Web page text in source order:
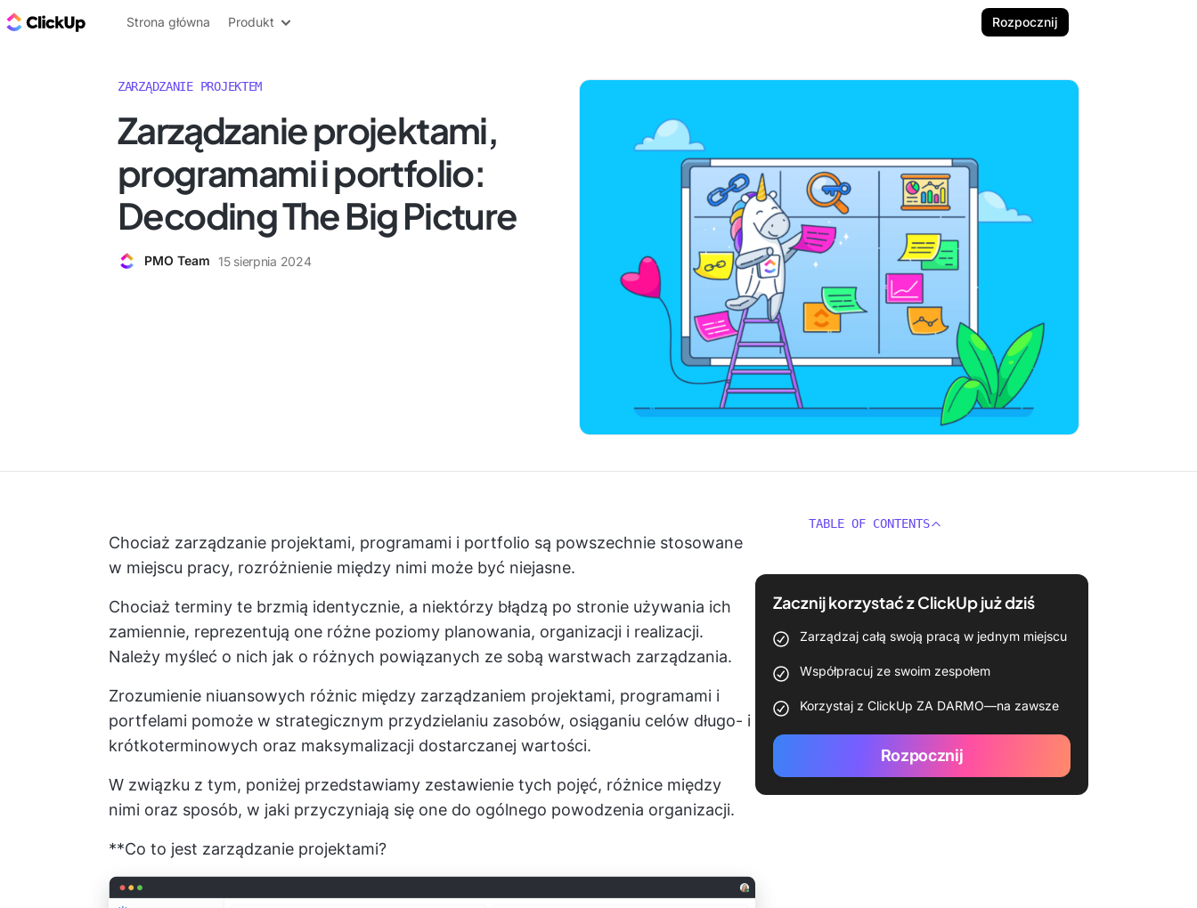
ClickUp Blog
Strona główna Produkt Rozpocznij
ZARZĄDZANIE PROJEKTEM
Zarządzanie projektami,
programami i portfolio:
Decoding The Big Picture
PMO Team 15 sierpnia 2024
Chociaż zarządzanie projektami, programami i portfolio są powszechnie stosowane
w miejscu pracy, rozróżnienie między nimi może być niejasne.
Chociaż terminy te brzmią identycznie, a niektórzy błądzą po stronie używania ich
zamiennie, reprezentują one różne poziomy planowania, organizacji i realizacji.
Należy myśleć o nich jak o różnych powiązanych ze sobą warstwach zarządzania.
Zrozumienie niuansowych różnic między zarządzaniem projektami, programami i
portfelami pomoże w strategicznym przydzielaniu zasobów, osiąganiu celów długo- i
krótkoterminowych oraz maksymalizacji dostarczanej wartości.
W związku z tym, poniżej przedstawiamy zestawienie tych pojęć, różnice między
nimi oraz sposób, w jaki przyczyniają się one do ogólnego powodzenia organizacji.
**Co to jest zarządzanie projektami?
TABLE OF CONTENTS
Zacznij korzystać z ClickUp już dziś
Zarządzaj całą swoją pracą w jednym miejscu
Współpracuj ze swoim zespołem
Korzystaj z ClickUp ZA DARMO—na zawsze
Rozpocznij